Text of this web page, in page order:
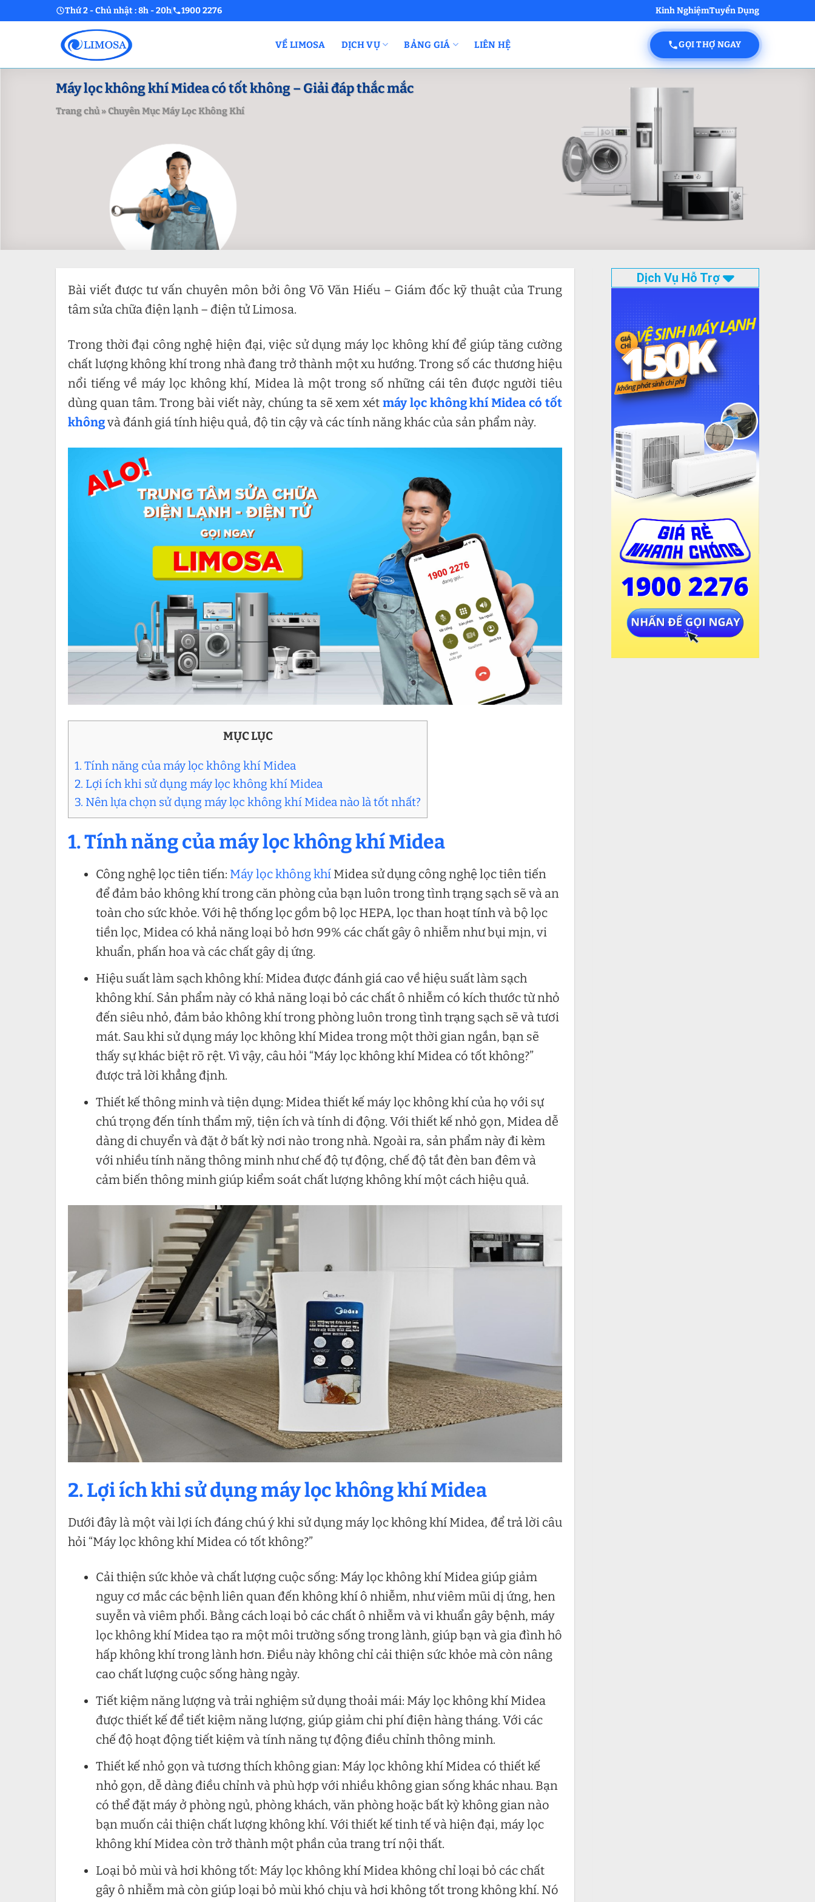
to
Thứ 2 - Chủ nhật : 8h - 20h 1900 2276 Kinh NghiệmTuyển Dụng
VỀ LIMOSA DỊCH VỤ BẢNG GIÁ LIÊN HỆ GỌI THỢ NGAY
Máy lọc không khí Midea có tốt không – Giải đáp thắc mắc
Trang chủ»Chuyên Mục Máy Lọc Không Khí
Bài viết được tư vấn chuyên môn bởi ông Võ Văn Hiếu – Giám đốc kỹ thuật của Trung
tâm sửa chữa điện lạnh – điện tử Limosa.
Trong thời đại công nghệ hiện đại, việc sử dụng máy lọc không khí để giúp tăng cường
chất lượng không khí trong nhà đang trở thành một xu hướng. Trong số các thương hiệu
nổi tiếng về máy lọc không khí, Midea là một trong số những cái tên được người tiêu
dùng quan tâm. Trong bài viết này, chúng ta sẽ xem xét máy lọc không khí Midea có tốt
khôngvà đánh giá tính hiệu quả, độ tin cậy và các tính năng khác của sản phẩm này.
MỤC LỤC
1. Tính năng của máy lọc không khí Midea
2. Lợi ích khi sử dụng máy lọc không khí Midea
3. Nên lựa chọn sử dụng máy lọc không khí Midea nào là tốt nhất?
1. Tính năng của máy lọc không khí Midea
Công nghệ lọc tiên tiến: Máy lọc không khí Midea sử dụng công nghệ lọc tiên tiến
để đảm bảo không khí trong căn phòng của bạn luôn trong tình trạng sạch sẽ và an
toàn cho sức khỏe. Với hệ thống lọc gồm bộ lọc HEPA, lọc than hoạt tính và bộ lọc
tiền lọc, Midea có khả năng loại bỏ hơn 99% các chất gây ô nhiễm như bụi mịn, vi
khuẩn, phấn hoa và các chất gây dị ứng.
Hiệu suất làm sạch không khí: Midea được đánh giá cao về hiệu suất làm sạch
không khí. Sản phẩm này có khả năng loại bỏ các chất ô nhiễm có kích thước từ nhỏ
đến siêu nhỏ, đảm bảo không khí trong phòng luôn trong tình trạng sạch sẽ và tươi
mát. Sau khi sử dụng máy lọc không khí Midea trong một thời gian ngắn, bạn sẽ
thấy sự khác biệt rõ rệt. Vì vậy, câu hỏi “Máy lọc không khí Midea có tốt không?”
được trả lời khẳng định.
Thiết kế thông minh và tiện dụng: Midea thiết kế máy lọc không khí của họ với sự
chú trọng đến tính thẩm mỹ, tiện ích và tính di động. Với thiết kế nhỏ gọn, Midea dễ
dàng di chuyển và đặt ở bất kỳ nơi nào trong nhà. Ngoài ra, sản phẩm này đi kèm
với nhiều tính năng thông minh như chế độ tự động, chế độ tắt đèn ban đêm và
cảm biến thông minh giúp kiểm soát chất lượng không khí một cách hiệu quả.
2. Lợi ích khi sử dụng máy lọc không khí Midea
Dưới đây là một vài lợi ích đáng chú ý khi sử dụng máy lọc không khí Midea, để trả lời câu
hỏi “Máy lọc không khí Midea có tốt không?”
Cải thiện sức khỏe và chất lượng cuộc sống: Máy lọc không khí Midea giúp giảm
nguy cơ mắc các bệnh liên quan đến không khí ô nhiễm, như viêm mũi dị ứng, hen
suyễn và viêm phổi. Bằng cách loại bỏ các chất ô nhiễm và vi khuẩn gây bệnh, máy
lọc không khí Midea tạo ra một môi trường sống trong lành, giúp bạn và gia đình hô
hấp không khí trong lành hơn. Điều này không chỉ cải thiện sức khỏe mà còn nâng
cao chất lượng cuộc sống hàng ngày.
Tiết kiệm năng lượng và trải nghiệm sử dụng thoải mái: Máy lọc không khí Midea
được thiết kế để tiết kiệm năng lượng, giúp giảm chi phí điện hàng tháng. Với các
chế độ hoạt động tiết kiệm và tính năng tự động điều chỉnh thông minh.
Thiết kế nhỏ gọn và tương thích không gian: Máy lọc không khí Midea có thiết kế
nhỏ gọn, dễ dàng điều chỉnh và phù hợp với nhiều không gian sống khác nhau. Bạn
có thể đặt máy ở phòng ngủ, phòng khách, văn phòng hoặc bất kỳ không gian nào
bạn muốn cải thiện chất lượng không khí. Với thiết kế tinh tế và hiện đại, máy lọc
không khí Midea còn trở thành một phần của trang trí nội thất.
Loại bỏ mùi và hơi không tốt: Máy lọc không khí Midea không chỉ loại bỏ các chất
gây ô nhiễm mà còn giúp loại bỏ mùi khó chịu và hơi không tốt trong không khí. Nó
Dịch Vụ Hỗ Trợ